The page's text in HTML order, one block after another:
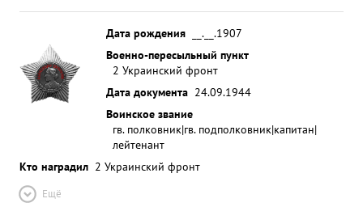
Дата рождения
__.__.1907
Военно-пересыльный пункт
2 Украинский фронт
Дата документа 24.09.1944
Воинское звание
гв. полковник|гв. подполковник|капитан|
лейтенант
Кто наградил 2 Украинский фронт
Ещё